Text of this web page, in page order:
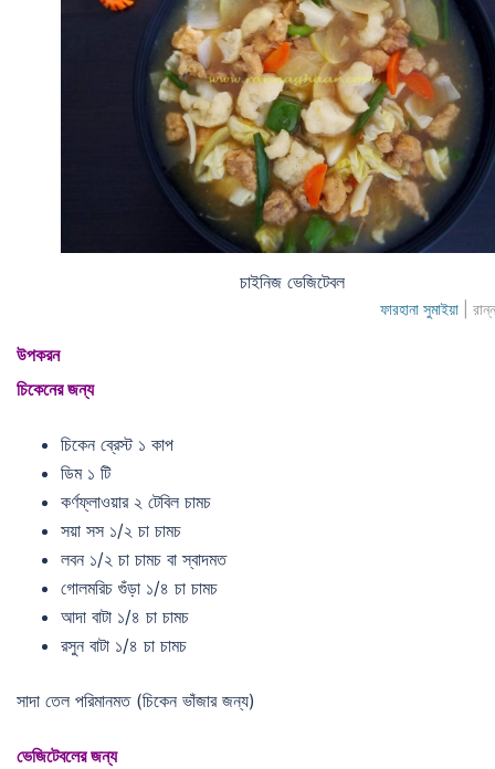
চাইনিজ ভেজিটেবল
ফারহানা সুমাইয়া |
উপকরন
চিকেনের জন্য
চিকেন ব্রেস্ট ১ কাপ
ডিম ১ টি
কর্ণফ্লাওয়ার ২ টেবিল চামচ
সয়া সস ১/২ চা চামচ
লবন ১/২ চা চামচ বা স্বাদমত
গোলমরিচ গুঁড়া ১/৪ চা চামচ
আদা বাটা ১/৪ চা চামচ
রসুন বাটা ১/৪ চা চামচ
সাদা তেল পরিমানমত (চিকেন ভাঁজার জন্য)
ভেজিটেবলের জন্য